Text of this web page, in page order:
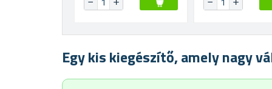
Egy kis kiegészítő, amely nagy